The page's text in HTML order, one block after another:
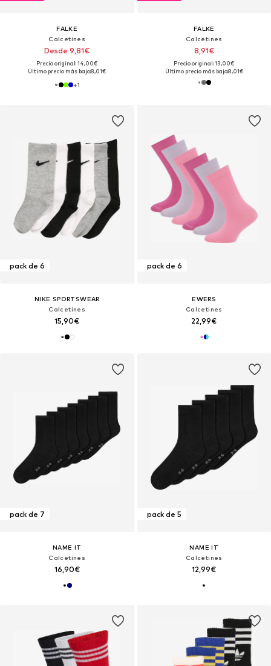
FALKE
Calcetines
Desde 9,81€
Precio original: 14,00€
Último precio más bajo:8,01€
+1
FALKE
Calcetines
8,91€
Precio original: 13,00€
Último precio más bajo:8,01€
pack de 6
NIKE SPORTSWEAR
Calcetines
15,90€
pack de 6
EWERS
Calcetines
22,99€
pack de 7
NAME IT
Calcetines
16,90€
pack de 5
NAME IT
Calcetines
12,99€